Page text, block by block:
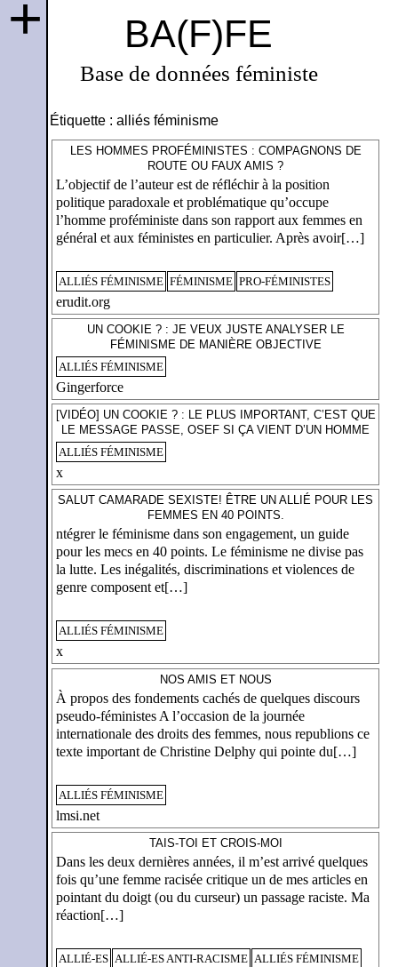
BA(F)FE
Base de données féministe
+
Étiquette : alliés féminisme
LES HOMMES PROFÉMINISTES : COMPAGNONS DE
ROUTE OU FAUX AMIS ?
L’objectif de l’auteur est de réfléchir à la position
politique paradoxale et problématique qu’occupe
l’homme proféministe dans son rapport aux femmes en
général et aux féministes en particulier. Après avoir[…]
ALLIÉS FÉMINISME FÉMINISME PRO-FÉMINISTES
erudit.org
UN COOKIE ? : JE VEUX JUSTE ANALYSER LE
FÉMINISME DE MANIÈRE OBJECTIVE
ALLIÉS FÉMINISME
Gingerforce
[VIDÉO] UN COOKIE ? : LE PLUS IMPORTANT, C’EST QUE
LE MESSAGE PASSE, OSEF SI ÇA VIENT D’UN HOMME
ALLIÉS FÉMINISME
x
SALUT CAMARADE SEXISTE! ÊTRE UN ALLIÉ POUR LES
FEMMES EN 40 POINTS.
ntégrer le féminisme dans son engagement, un guide
pour les mecs en 40 points. Le féminisme ne divise pas
la lutte. Les inégalités, discriminations et violences de
genre composent et[…]
ALLIÉS FÉMINISME
x
NOS AMIS ET NOUS
À propos des fondements cachés de quelques discours
pseudo-féministes A l’occasion de la journée
internationale des droits des femmes, nous republions ce
texte important de Christine Delphy qui pointe du[…]
ALLIÉS FÉMINISME
lmsi.net
TAIS-TOI ET CROIS-MOI
Dans les deux dernières années, il m’est arrivé quelques
fois qu’une femme racisée critique un de mes articles en
pointant du doigt (ou du curseur) un passage raciste. Ma
réaction[…]
ALLIÉ-ES ALLIÉ-ES ANTI-RACISME ALLIÉS FÉMINISME